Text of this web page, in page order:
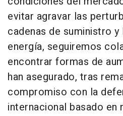
evitar agravar las
cadenas de suministro
energía, seguiremos
encontrar formas de
han asegurado, tras
compromiso con la
internacional basado en